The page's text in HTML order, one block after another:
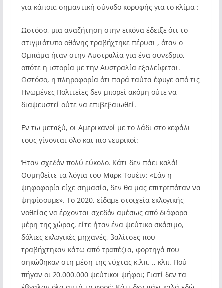
για κάποια σημαντική σύνοδο κορυφής για το κλίμα :
Ωστόσο, μια αναζήτηση στην εικόνα έδειξε ότι το
στιγμιότυπο οθόνης τραβήχτηκε πέρυσι , όταν ο
Ομπάμα ήταν στην Αυστραλία για ένα συνέδριο,
οπότε η ιστορία με την Αυστραλία εξαλείφεται.
Ωστόσο, η πληροφορία ότι παρά ταύτα έφυγε από τις
Ηνωμένες Πολιτείες δεν μπορεί ακόμη ούτε να
διαψευστεί ούτε να επιβεβαιωθεί.
Εν τω μεταξύ, οι Αμερικανοί με το λάδι στο κεφάλι
τους γίνονται όλο και πιο νευρικοί:
Ήταν σχεδόν πολύ εύκολο. Κάτι δεν πάει καλά!
Θυμηθείτε τα λόγια του Μαρκ Τουέιν: «Εάν η
ψηφοφορία είχε σημασία, δεν θα μας επιτρεπόταν να
ψηφίσουμε». Το 2020, είδαμε στοιχεία εκλογικής
νοθείας να έρχονται σχεδόν αμέσως από διάφορα
μέρη της χώρας, είτε ήταν ένα ψεύτικο σκάσιμο,
δόλιες εκλογικές μηχανές, βαλίτσες που
τραβήχτηκαν κάτω από τραπέζια, φορτηγά που
σηκώθηκαν στη μέση της νύχτας κ.λπ. ., κλπ. Πού
πήγαν οι 20.000.000 ψεύτικοι ψήφοι; Γιατί δεν τα